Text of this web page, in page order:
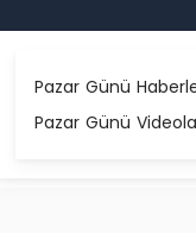
Pazar Günü
Pazar Günü